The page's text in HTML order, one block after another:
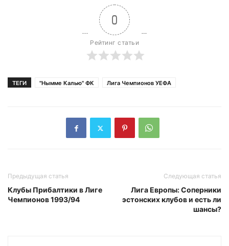
0
Рейтинг статьи
ТЕГИ "Нымме Калью" ФК Лига Чемпионов УЕФА
Предыдущая статья
Клубы Прибалтики в Лиге
Чемпионов 1993/94
Следующая статья
Лига Европы: Соперники
эстонских клубов и есть ли
шансы?